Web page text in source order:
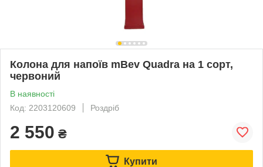
Колона для напоїв mBev Quadra на 1 сорт,
червоний
В наявності
Код: 2203120609
Роздріб
2 550 ₴
Купити